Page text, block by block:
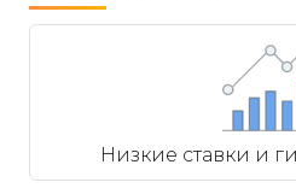
Низкие ставки и